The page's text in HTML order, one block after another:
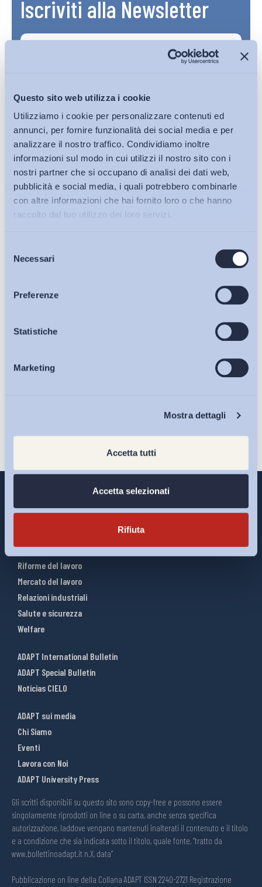
Questo sito web utilizza i cookie
Utilizziamo i cookie per personalizzare contenuti ed
annunci, per fornire funzionalità dei social media e per
analizzare il nostro traffico. Condividiamo inoltre
informazioni sul modo in cui utilizzi il nostro sito con i
nostri partner che si occupano di analisi dei dati web,
pubblicità e social media, i quali potrebbero combinarle
con altre informazioni che hai fornito loro o che hanno
raccolto dal tuo utilizzo dei loro servizi.
delNecessari
Preferenze
Statistiche
Marketing
Mostra dettagli
Accetta tutti
Accetta selezionati
Rifiuta
Bollettini ADAPT
Articoli
Osservatori
Eventi
Iscriviti alla Newsletter
sulla pagina della
Infografiche
Riforme del lavoro
Mercato del lavoro
Relazioni industriali
Salute e sicurezza
Welfare
ADAPT International Bulletin
ADAPT Special Bulletin
Noticias CIELO
ADAPT sui media
Chi Siamo
Eventi
Lavora con Noi
ADAPT University Press
Gli scritti disponibili su questo sito sono copy-free e possono essere
singolarmente riprodotti on line o su carta, anche senza specifica
autorizzazione, laddove vengano mantenuti inalterati il contenuto e il titolo
e a condizione che sia indicata sotto il titolo, quale fonte, “tratto da
www.bollettinoadapt.it n.X, data“
Pubblicazione on line della Collana ADAPT ISSN 2240-2721 Registrazione